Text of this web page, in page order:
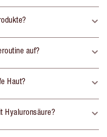
auf?
Haut?
Hyaluronsäure?